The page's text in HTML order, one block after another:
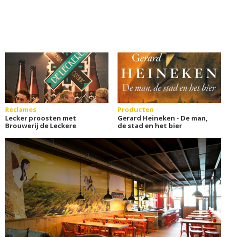
Reclames
Lecker proosten met
Brouwerij de Leckere
Producten
Gerard Heineken - De man,
de stad en het bier